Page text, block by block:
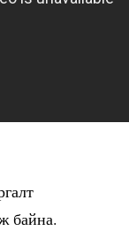
байна.